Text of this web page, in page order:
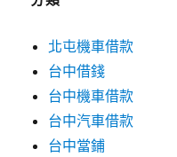
北屯機車借款
台中借錢
台中機車借款
台中汽車借款
台中當鋪